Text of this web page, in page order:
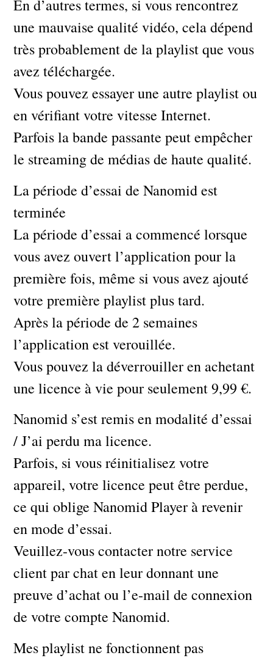
En d’autres termes, si vous rencontrez
une mauvaise qualité vidéo, cela dépend
très probablement de la playlist que vous
avez téléchargée.
Vous pouvez essayer une autre playlist ou
en vérifiant votre vitesse Internet.
Parfois la bande passante peut empêcher
le streaming de médias de haute qualité.
La période d’essai de Nanomid est
terminée
La période d’essai a commencé lorsque
vous avez ouvert l’application pour la
première fois, même si vous avez ajouté
votre première playlist plus tard.
Après la période de 2 semaines
l’application est verouillée.
Vous pouvez la déverrouiller en achetant
une licence à vie pour seulement 9,99 €.
Nanomid s’est remis en modalité d’essai
/ J’ai perdu ma licence.
Parfois, si vous réinitialisez votre
appareil, votre licence peut être perdue,
ce qui oblige Nanomid Player à revenir
en mode d’essai.
Veuillez-vous contacter notre service
client par chat en leur donnant une
preuve d’achat ou l’e-mail de connexion
de votre compte Nanomid.
Mes playlist ne fonctionnent pas